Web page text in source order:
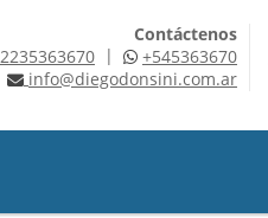
Contáctenos
|
+545363670
info@diegodonsini.com.ar